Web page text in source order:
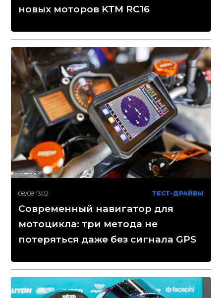
новых моторов KTM RC16
08/08 13:02 ТЕСТ-ДРАЙВЫ
Современный навигатор для
мотоцикла: три метода не
потеряться даже без сигнала GPS